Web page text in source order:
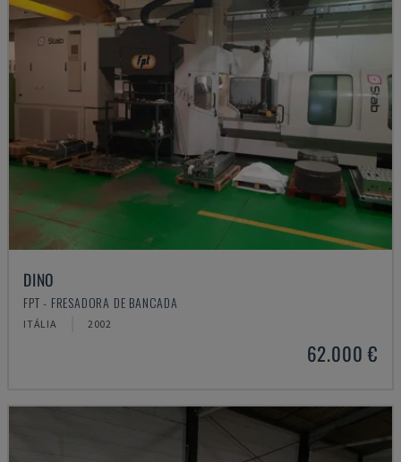
DINO
FPT - FRESADORA DE BANCADA
ITÁLIA 2002
62.000 €